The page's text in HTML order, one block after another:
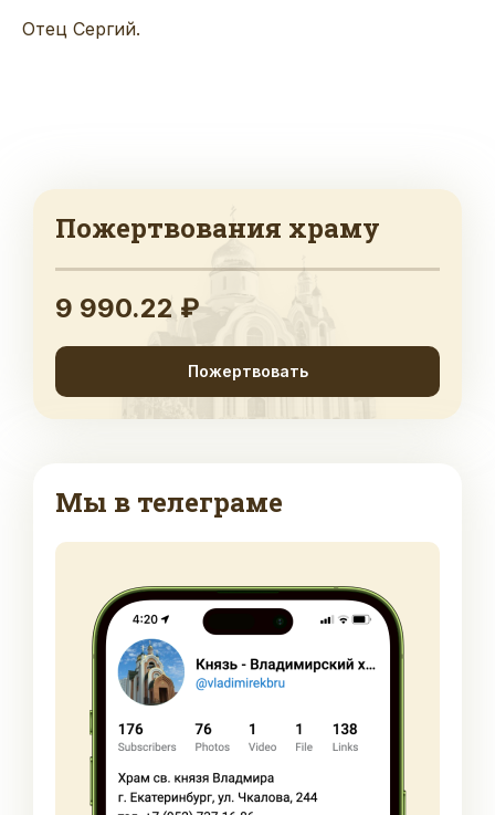
Отец Сергий.
Пожертвования храму
9 990.22 ₽
Пожертвовать
Мы в телеграме